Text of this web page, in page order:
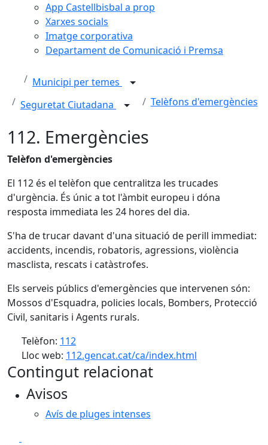
App Castellbisbal a prop
Xarxes socials
Imatge corporativa
Departament de Comunicació i Premsa
Municipi per temes
Seguretat Ciutadana
Telèfons d'emergències
112. Emergències
Telèfon d'emergències
El 112 és el telèfon que centralitza les trucades
d'urgència. És únic a tot l'àmbit europeu i dóna
resposta immediata les 24 hores del dia.
S'ha de trucar davant d'una situació de perill immediat:
accidents, incendis, robatoris, agressions, violència
masclista, rescats i catàstrofes.
Els serveis públics d'emergències que intervenen són:
Mossos d'Esquadra, policies locals, Bombers, Protecció
Civil, sanitaris i Agents rurals.
Telèfon: 112
Lloc web: 112.gencat.cat/ca/index.html
Contingut relacionat
Avisos
Avís de pluges intenses